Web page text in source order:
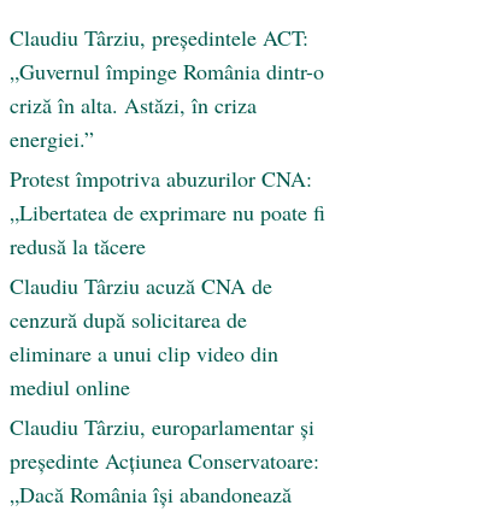
Claudiu Târziu, președintele ACT:
„Guvernul împinge România dintr-o
criză în alta. Astăzi, în criza
energiei.”
Protest împotriva abuzurilor CNA:
„Libertatea de exprimare nu poate fi
redusă la tăcere
Claudiu Târziu acuză CNA de
cenzură după solicitarea de
eliminare a unui clip video din
mediul online
Claudiu Târziu, europarlamentar și
președinte Acțiunea Conservatoare:
„Dacă România își abandonează